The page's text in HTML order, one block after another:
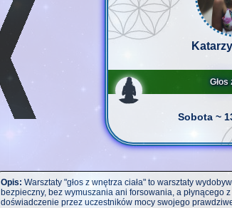
Głos
Sobota ~
Opis: Warsztaty "głos z wnętrza ciała" to warsztaty
bezpieczny, bez wymuszania ani forsowania, a płynącego
doświadczenie przez uczestników mocy swojego